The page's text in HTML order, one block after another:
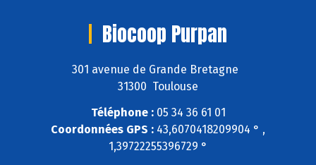
Biocoop Purpan
301 avenue de Grande Bretagne
31300 Toulouse
Téléphone :05 34 36 61 01
Coordonnées GPS : 43,6070418209904 ° ,
1,39722255396729 °